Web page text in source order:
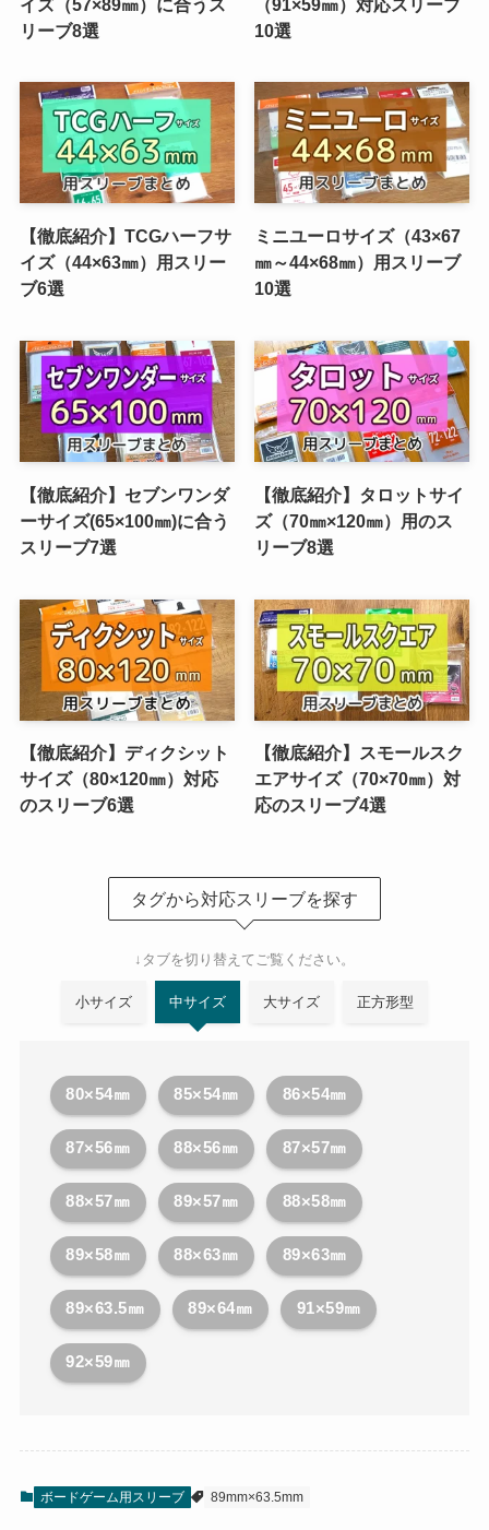
リーブ8選
10選
【徹底紹介】TCGハーフサ
イズ（44×63㎜）用スリー
ブ6選
ミニユーロサイズ（43×67
㎜～44×68㎜）用スリーブ
10選
【徹底紹介】セブンワンダ
ーサイズ(65×100㎜)に合う
スリーブ7選
【徹底紹介】タロットサイ
ズ（70㎜×120㎜）用のス
リーブ8選
【徹底紹介】ディクシット
サイズ（80×120㎜）対応
のスリーブ6選
【徹底紹介】スモールスク
エアサイズ（70×70㎜）対
応のスリーブ4選
タグから対応スリーブを探す
↓タブを切り替えてご覧ください。
小サイズ 中サイズ 大サイズ 正方形型
80×54㎜ 85×54㎜ 86×54㎜
87×56㎜ 88×56㎜ 87×57㎜
88×57㎜ 89×57㎜ 88×58㎜
89×58㎜ 88×63㎜ 89×63㎜
89×63.5㎜ 89×64㎜ 91×59㎜
92×59㎜
ボードゲーム用スリーブ 89mm×63.5mm